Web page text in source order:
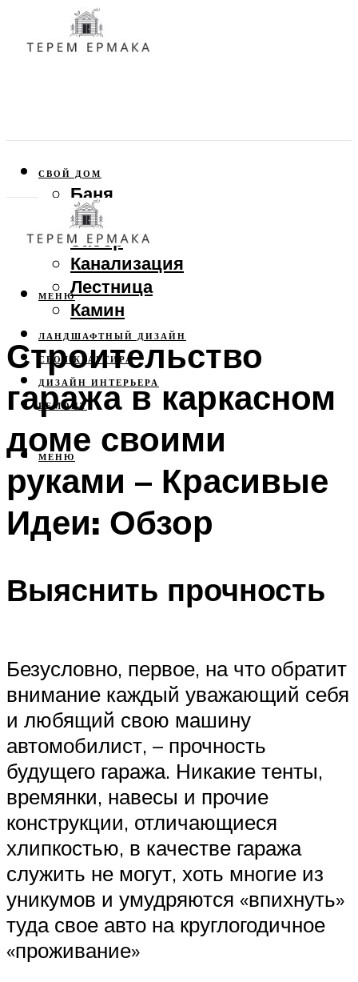
СВОЙ ДОМ
Баня
Веранда
Забор
Канализация
Лестница
Камин
ЛАНДШАФТНЫЙ ДИЗАЙН
СВОЯ КВАРТИРА
ДИЗАЙН ИНТЕРЬЕРА
РЕМОНТ
МЕНЮ
МЕНЮ
Строительство
гаража в каркасном
доме своими
руками – Красивые
Идеи: Обзор
Выяснить прочность
Безусловно, первое, на что обратит
внимание каждый уважающий себя
и любящий свою машину
автомобилист, – прочность
будущего гаража. Никакие тенты,
времянки, навесы и прочие
конструкции, отличающиеся
хлипкостью, в качестве гаража
служить не могут, хоть многие из
уникумов и умудряются «впихнуть»
туда свое авто на круглогодичное
«проживание»